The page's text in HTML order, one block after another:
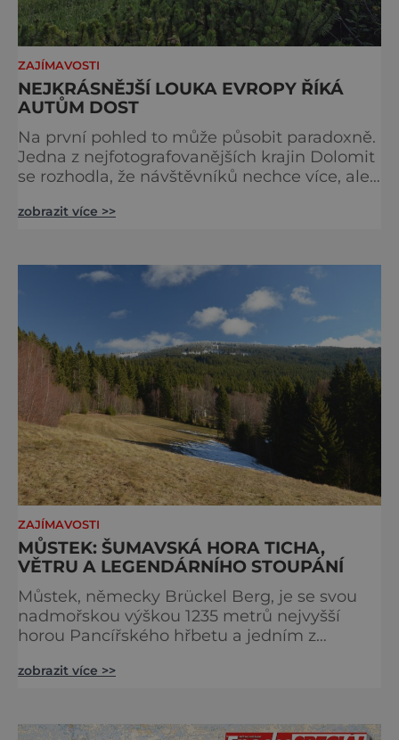
ZAJÍMAVOSTI
NEJKRÁSNĚJŠÍ LOUKA EVROPY ŘÍKÁ
AUTŮM DOST
Na první pohled to může působit paradoxně.
Jedna z nejfotografovanějších krajin Dolomit
se rozhodla, že návštěvníků nechce více, ale
louka v Evropě, zavádí od léta 2026 nová
přijíždějí. Nejde o boj proti turistům. Jde o
ochranu krajiny, která už nechce být obětí
vlastního úspě
zobrazit více >>
ZAJÍMAVOSTI
MŮSTEK: ŠUMAVSKÁ HORA TICHA,
VĚTRU A LEGENDÁRNÍHO STOUPÁNÍ
Můstek, německy Brückel Berg, je se svou
nadmořskou výškou 1235 metrů nejvyšší
horou Pancířského hřbetu a jedním z
Šumavy. Přestože nestojí v centru hlavních
Můstek si dodnes uchovává syrový horský
zobrazit více >>